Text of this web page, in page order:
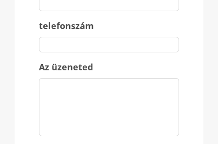
telefonszám
Az üzeneted